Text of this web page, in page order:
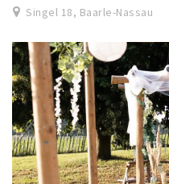
Singel 18, Baarle-Nassau